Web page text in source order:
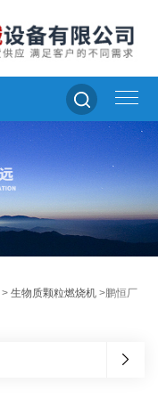
>生物质颗粒燃烧机 >鹏恒厂